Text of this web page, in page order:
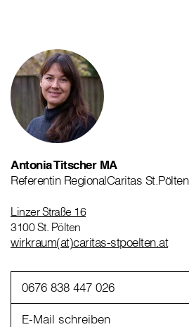
Antonia Titscher MA
Referentin RegionalCaritas St.Pölten
Linzer Straße 16
3100 St. Pölten
wirkraum(at)caritas-stpoelten.at
0676 838 447 026
E-Mail schreiben